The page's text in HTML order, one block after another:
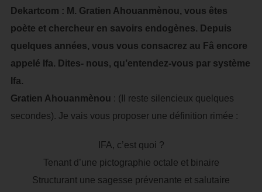
Dekartcom : M. Gratien Ahouanmènou, vous êtes
poète et chercheur en savoirs endogènes. Depuis
quelques années, vous vous consacrez au Fâ encore
appelé Ifa. Dites- nous, qu’entendez-vous par système
Ifa.
Gratien Ahouanmènou : (Il reste silencieux quelques
secondes). Je vais vous proposer une définition rimée :
IFA, c’est quoi ?
Tenant d’une pictographie octale et binaire
Structurant une sagesse prévenante et salutaire